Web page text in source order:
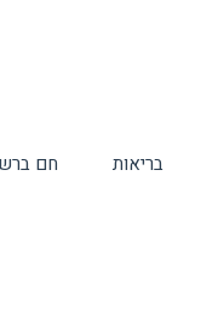
בריאות חם